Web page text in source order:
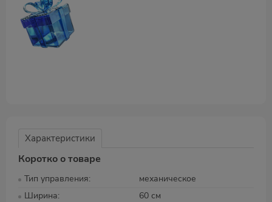
Характеристики
Коротко о товаре
Тип управления
механическое
Ширина
60 см